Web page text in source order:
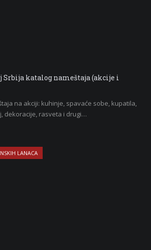
Srbija katalog nameštaja (akcije i
na akciji: kuhinje, spavaće sobe, kupatila,
dekoracije, rasveta i drugi…
LANACA